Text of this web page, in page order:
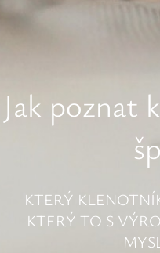
Jak poznat
KTERÝ
KTERÝ TO S